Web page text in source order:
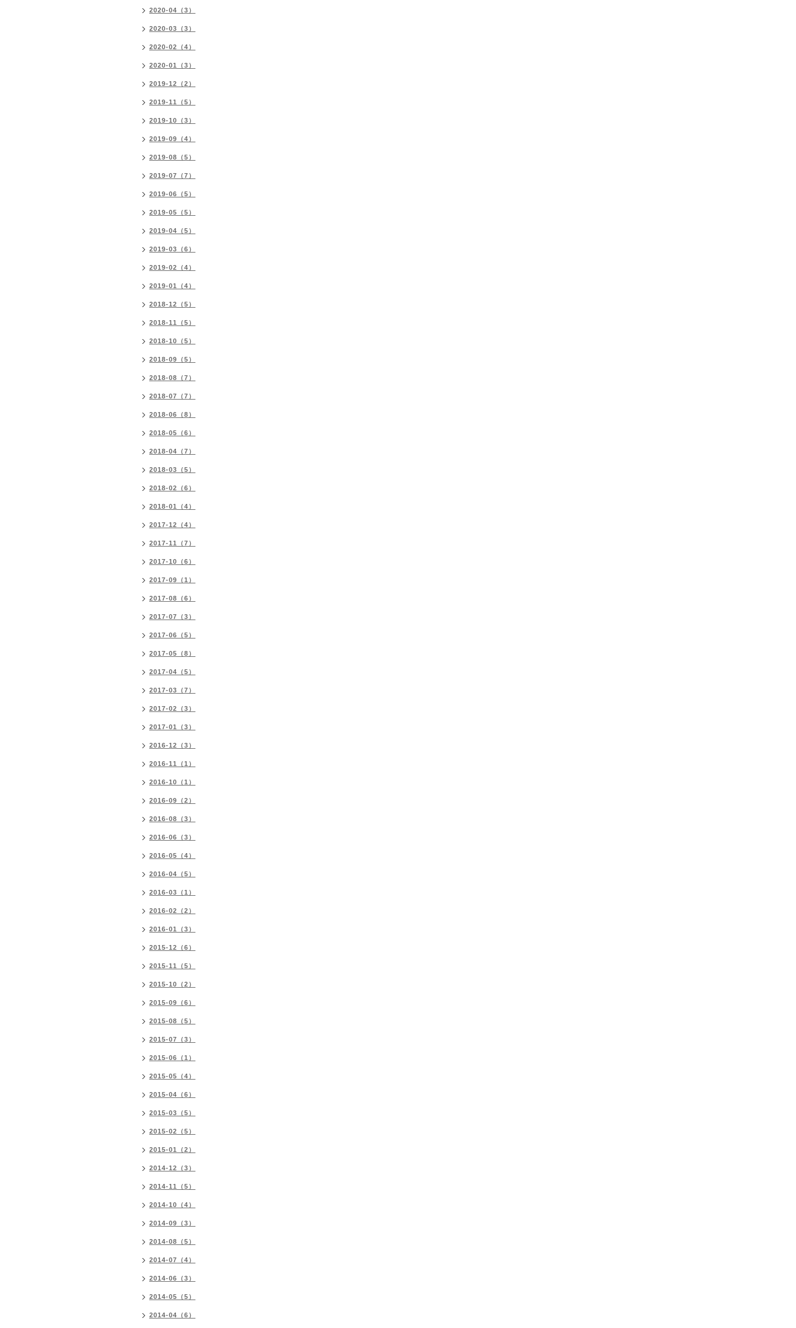
2020-04（3）
2020-03（3）
2020-02（4）
2020-01（3）
2019-12（2）
2019-11（5）
2019-10（3）
2019-09（4）
2019-08（5）
2019-07（7）
2019-06（5）
2019-05（5）
2019-04（5）
2019-03（6）
2019-02（4）
2019-01（4）
2018-12（5）
2018-11（5）
2018-10（5）
2018-09（5）
2018-08（7）
2018-07（7）
2018-06（8）
2018-05（6）
2018-04（7）
2018-03（5）
2018-02（6）
2018-01（4）
2017-12（4）
2017-11（7）
2017-10（6）
2017-09（1）
2017-08（6）
2017-07（3）
2017-06（5）
2017-05（8）
2017-04（5）
2017-03（7）
2017-02（3）
2017-01（3）
2016-12（3）
2016-11（1）
2016-10（1）
2016-09（2）
2016-08（3）
2016-06（3）
2016-05（4）
2016-04（5）
2016-03（1）
2016-02（2）
2016-01（3）
2015-12（6）
2015-11（5）
2015-10（2）
2015-09（6）
2015-08（5）
2015-07（3）
2015-06（1）
2015-05（4）
2015-04（6）
2015-03（5）
2015-02（5）
2015-01（2）
2014-12（3）
2014-11（5）
2014-10（4）
2014-09（3）
2014-08（5）
2014-07（4）
2014-06（3）
2014-05（5）
2014-04（6）